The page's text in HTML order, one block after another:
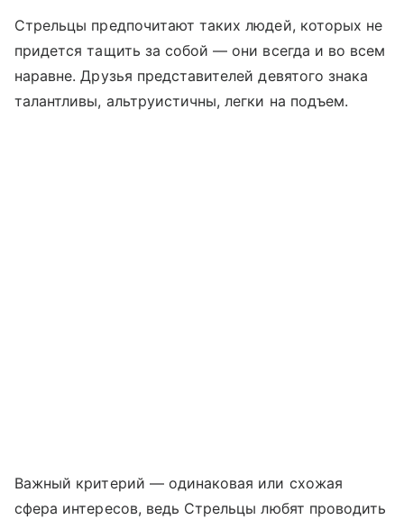
Стрельцы предпочитают таких людей, которых не
придется тащить за собой — они всегда и во всем
наравне. Друзья представителей девятого знака
талантливы, альтруистичны, легки на подъем.
Важный критерий — одинаковая или схожая
сфера интересов, ведь Стрельцы любят проводить